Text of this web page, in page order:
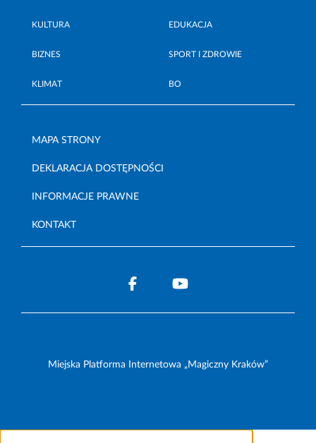
KULTURA EDUKACJA
BIZNES SPORT I ZDROWIE
KLIMAT BO
MAPA STRONY
DEKLARACJA DOSTĘPNOŚCI
INFORMACJE PRAWNE
KONTAKT
Miejska Platforma Internetowa „Magiczny Kraków”